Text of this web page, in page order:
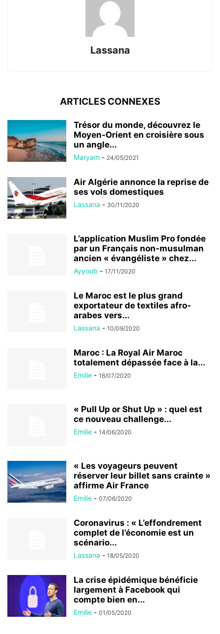
Lassana
ARTICLES CONNEXES
Trésor du monde, découvrez le
Moyen-Orient en croisière sous
un angle...
Maryam - 24/05/2021
Air Algérie annonce la reprise de
ses vols domestiques
Lassana - 30/11/2020
L’application Muslim Pro fondée
par un Français non-musulman
ancien « évangéliste » chez...
Ayyoub - 17/11/2020
Le Maroc est le plus grand
exportateur de textiles afro-
arabes vers...
Lassana - 10/09/2020
Maroc : La Royal Air Maroc
totalement dépassée face à la...
Emilie - 16/07/2020
« Pull Up or Shut Up » : quel est
ce nouveau challenge...
Emilie - 14/06/2020
« Les voyageurs peuvent
réserver leur billet sans crainte »
affirme Air France
Emilie - 07/06/2020
Coronavirus : « L’effondrement
complet de l’économie est un
scénario...
Lassana - 18/05/2020
La crise épidémique bénéficie
largement à Facebook qui
compte bien en...
Emilie - 01/05/2020